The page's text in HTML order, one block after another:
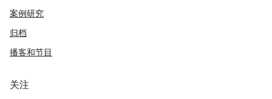
案例研究
归档
播客和节目
关注